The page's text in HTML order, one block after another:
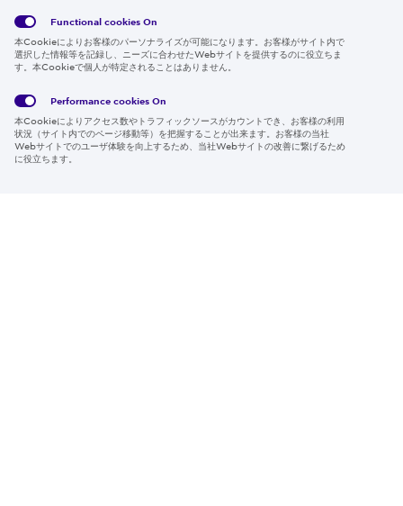
Global
Policy
サイト
約
Region & Language:
Japan | JP
Functional cookies On
本Cookieによりお客様のパーソナライズが可能になります。お客様がサイト内で
選択した情報等を記録し、ニーズに合わせたWebサイトを提供するのに役立ちま
す。本Cookieで個人が特定されることはありません。
Performance cookies On
本Cookieによりアクセス数やトラフィックソースがカウントでき、お客様の利用
状況（サイト内でのページ移動等）を把握することが出来ます。お客様の当社
Webサイトでのユーザ体験を向上するため、当社Webサイトの改善に繋げるため
に役立ちます。